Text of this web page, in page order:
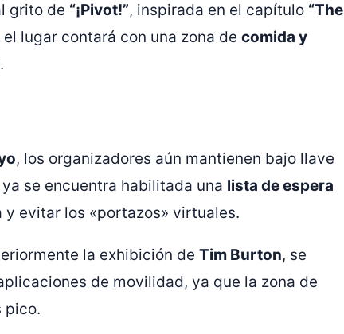
grito de “¡Pivot!”, inspirada en el capítulo “The
lugar contará con una zona de comida y
, los organizadores aún mantienen bajo llave
se encuentra habilitada una lista de espera
evitar los «portazos» virtuales.
la exhibición de Tim Burton, se
de movilidad, ya que la zona de
pico.